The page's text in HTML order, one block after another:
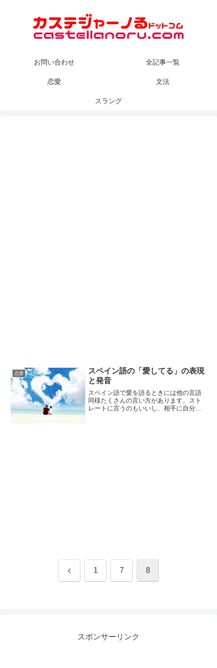
お問い合わせ 全記事一覧
恋愛 文法
スラング
恋愛
スペイン語の「愛してる」の表現
と発音
スペイン語で愛を語るときには他の言語
同様たくさんの言い方があります。スト
レートに言うのもいいし、相手に自分の
前 1 7 8
スポンサーリンク